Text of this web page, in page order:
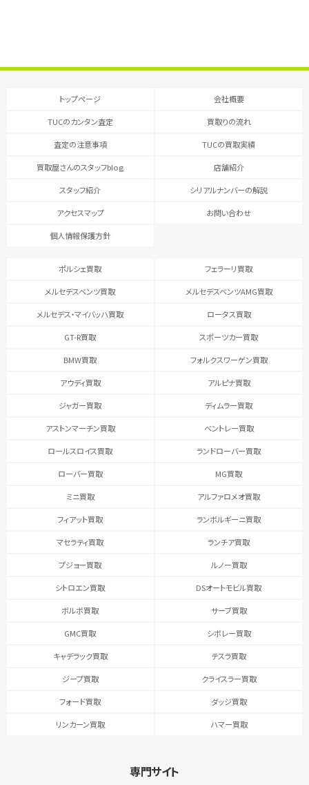
トップページ 会社概要
TUCのカンタン査定 買取りの流れ
査定の注意事項 TUCの買取実績
買取屋さんのスタッフblog 店舗紹介
スタッフ紹介 シリアルナンバーの解説
アクセスマップ お問い合わせ
個人情報保護方針
ポルシェ買取 フェラーリ買取
メルセデスベンツ買取 メルセデスベンツAMG買取
メルセデス・マイバッハ買取 ロータス買取
GT-R買取 スポーツカー買取
BMW買取 フォルクスワーゲン買取
アウディ買取 アルピナ買取
ジャガー買取 ディムラー買取
アストンマーチン買取 ベントレー買取
ロールスロイス買取 ランドローバー買取
ローバー買取 MG買取
ミニ買取 アルファロメオ買取
フィアット買取 ランボルギーニ買取
マセラティ買取 ランチア買取
プジョー買取 ルノー買取
シトロエン買取 DSオートモビル買取
ボルボ買取 サーブ買取
GMC買取 シボレー買取
キャデラック買取 テスラ買取
ジープ買取 クライスラー買取
フォード買取 ダッジ買取
リンカーン買取 ハマー買取
専門サイト